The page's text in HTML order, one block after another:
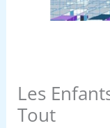
Les
Tout